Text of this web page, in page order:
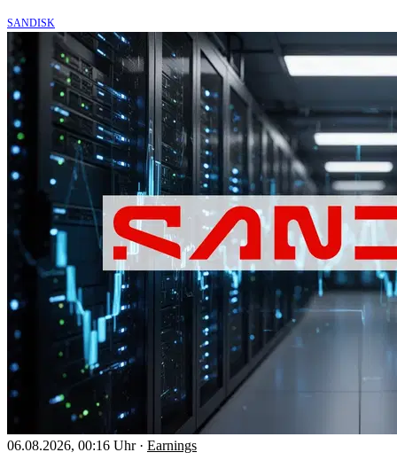
SANDISK
06.08.2026, 00:16 Uhr · Earnings